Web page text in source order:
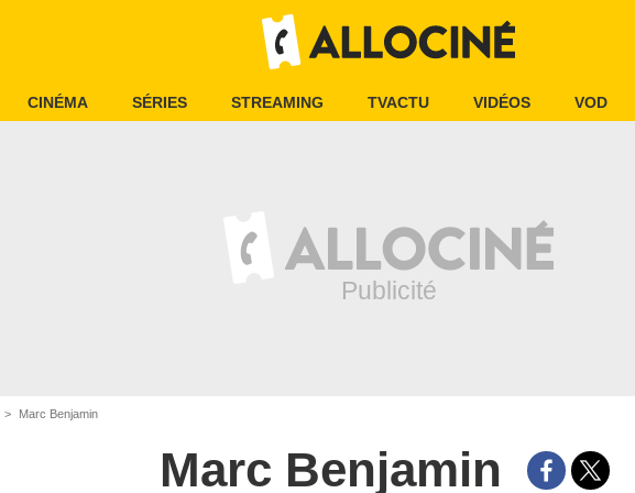
CINÉMA SÉRIES STREAMING TVACTU VIDÉOS VOD
Marc Benjamin
Marc Benjamin